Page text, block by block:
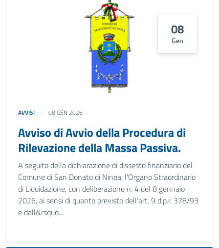
08
Gen
AVVISI 08 GEN 2026
Avviso di Avvio della Procedura di
Rilevazione della Massa Passiva.
A seguito della dichiarazione di dissesto finanziario del
Comune di San Donato di Ninea, l’Organo Straordinario
di Liquidazione, con deliberazione n. 4 del 8 gennaio
2026, ai sensi di quanto previsto dell’art. 9 d.p.r. 378/93
e dall&rsquo...